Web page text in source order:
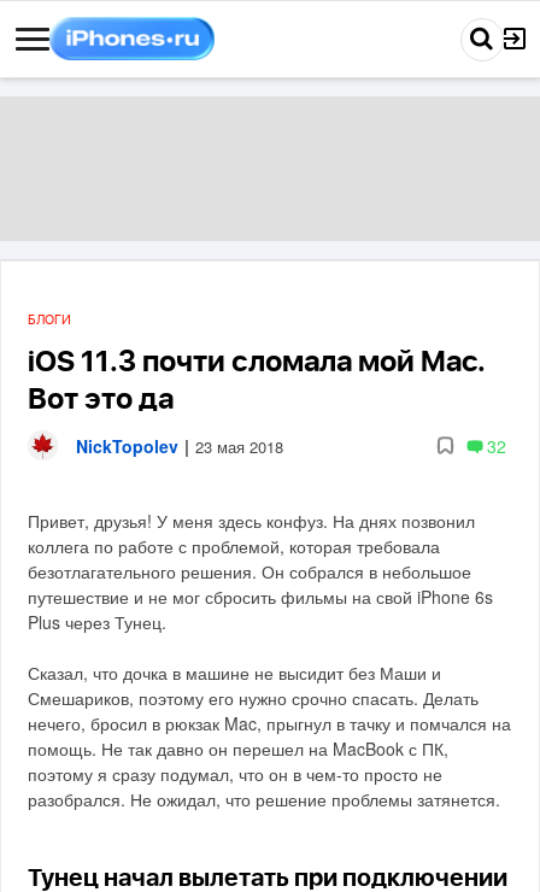
БЛОГИ
iOS 11.3 почти сломала мой Mac.
Вот это да
NickTopolev | 23 мая 2018 32
Привет, друзья! У меня здесь конфуз. На днях позвонил
коллега по работе с проблемой, которая требовала
безотлагательного решения. Он собрался в небольшое
путешествие и не мог сбросить фильмы на свой iPhone 6s
Plus через Тунец.
Сказал, что дочка в машине не высидит без Маши и
Смешариков, поэтому его нужно срочно спасать. Делать
нечего, бросил в рюкзак Mac, прыгнул в тачку и помчался на
помощь. Не так давно он перешел на MacBook с ПК,
поэтому я сразу подумал, что он в чем-то просто не
разобрался. Не ожидал, что решение проблемы затянется.
Тунец начал вылетать при подключении